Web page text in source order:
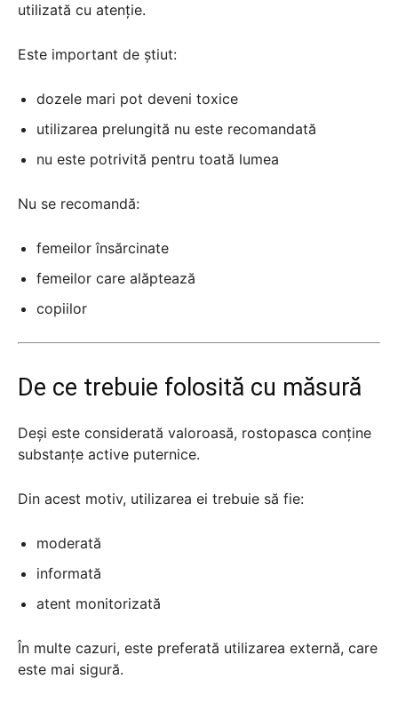
utilizată cu atenție.
Este important de știut:
dozele mari pot deveni toxice
utilizarea prelungită nu este recomandată
nu este potrivită pentru toată lumea
Nu se recomandă:
femeilor însărcinate
femeilor care alăptează
copiilor
De ce trebuie folosită cu măsură
Deși este considerată valoroasă, rostopasca conține
substanțe active puternice.
Din acest motiv, utilizarea ei trebuie să fie:
moderată
informată
atent monitorizată
În multe cazuri, este preferată utilizarea externă, care
este mai sigură.